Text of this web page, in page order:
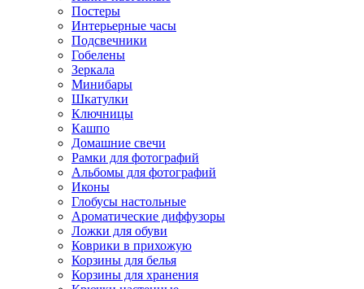
Постеры
Интерьерные часы
Подсвечники
Гобелены
Зеркала
Минибары
Шкатулки
Ключницы
Кашпо
Домашние свечи
Рамки для фотографий
Альбомы для фотографий
Иконы
Глобусы настольные
Ароматические диффузоры
Ложки для обуви
Коврики в прихожую
Корзины для белья
Корзины для хранения